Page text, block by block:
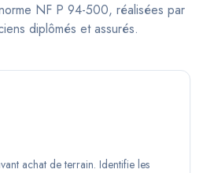
NF P 94-500, réalisées par
diplômés et assurés.
achat de terrain. Identifie les